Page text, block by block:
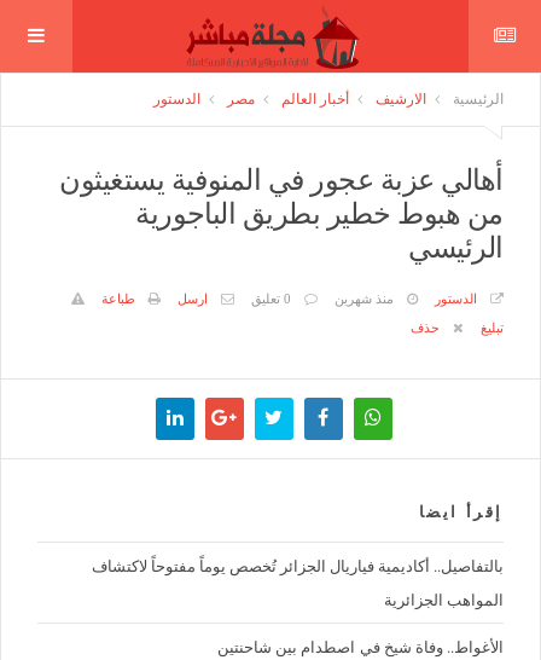
الرئيسية الارشيف أخبار العالم مصر الدستور
أهالي عزبة عجور في المنوفية يستغيثون
من هبوط خطير بطريق الباجورية
الرئيسي
الدستور منذ شهرين 0 تعليق ارسل
طباعة
تبليغ
حذف
إقرأ ايضا
بالتفاصيل.. أكاديمية فياريال الجزائر تُخصص يوماً مفتوحاً لاكتشاف
المواهب الجزائرية
الأغواط.. وفاة شيخ في اصطدام بين شاحنتين